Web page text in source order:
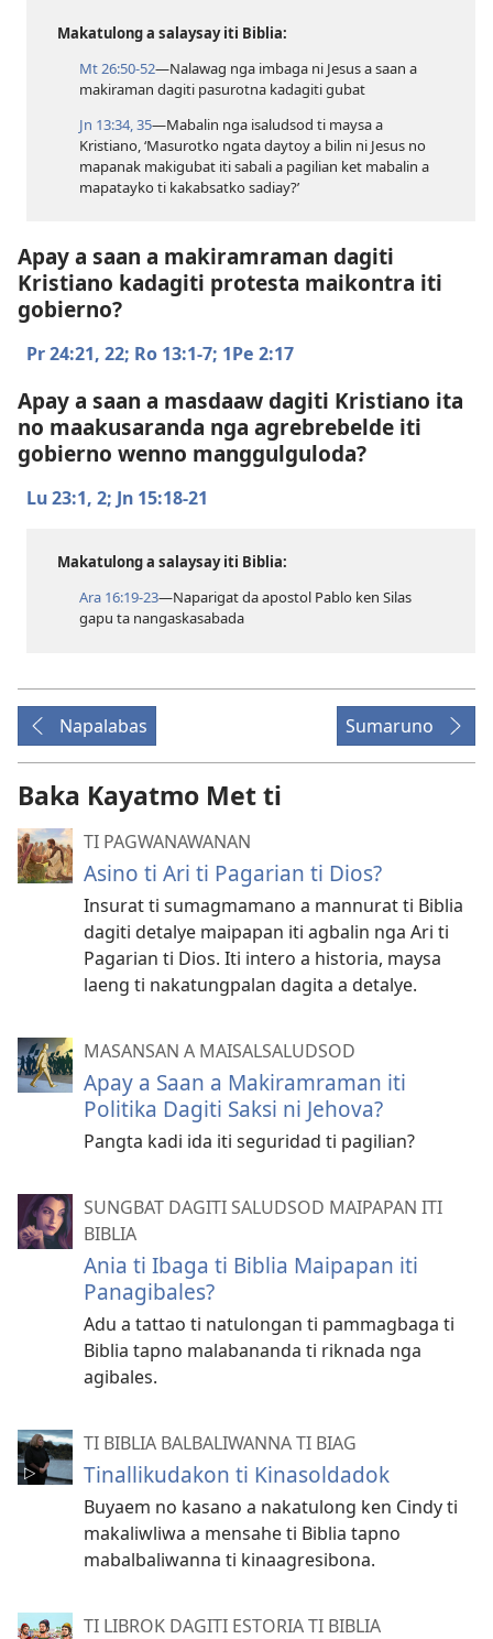
Makatulong a salaysay iti Biblia:
Mt 26:​50-52—Nalawag nga imbaga ni Jesus a saan a
makiraman dagiti pasurotna kadagiti gubat
Jn 13:​34, 35—Mabalin nga isaludsod ti maysa a
Kristiano, ‘Masurotko ngata daytoy a bilin ni Jesus no
mapanak makigubat iti sabali a pagilian ket mabalin a
mapatayko ti kakabsatko sadiay?’
Apay a saan a makiramraman dagiti
Kristiano kadagiti protesta maikontra iti
gobierno?
Pr 24:​21, 22; Ro 13:​1-7; 1Pe 2:17
Apay a saan a masdaaw dagiti Kristiano ita
no maakusaranda nga agrebrebelde iti
gobierno wenno manggulguloda?
Lu 23:​1, 2; Jn 15:​18-21
Makatulong a salaysay iti Biblia:
Ara 16:​19-23—Naparigat da apostol Pablo ken Silas
gapu ta nangaskasabada
Napalabas Sumaruno
Baka Kayatmo Met ti
TI PAGWANAWANAN
Asino ti Ari ti Pagarian ti Dios?
Insurat ti sumagmamano a mannurat ti Biblia
dagiti detalye maipapan iti agbalin nga Ari ti
Pagarian ti Dios. Iti intero a historia, maysa
laeng ti nakatungpalan dagita a detalye.
MASANSAN A MAISALSALUDSOD
Apay a Saan a Makiramraman iti
Politika Dagiti Saksi ni Jehova?
Pangta kadi ida iti seguridad ti pagilian?
SUNGBAT DAGITI SALUDSOD MAIPAPAN ITI
BIBLIA
Ania ti Ibaga ti Biblia Maipapan iti
Panagibales?
Adu a tattao ti natulongan ti pammagbaga ti
Biblia tapno malabananda ti riknada nga
agibales.
TI BIBLIA BALBALIWANNA TI BIAG
Tinallikudakon ti Kinasoldadok
Buyaem no kasano a nakatulong ken Cindy ti
makaliwliwa a mensahe ti Biblia tapno
mabalbaliwanna ti kinaagresibona.
TI LIBROK DAGITI ESTORIA TI BIBLIA